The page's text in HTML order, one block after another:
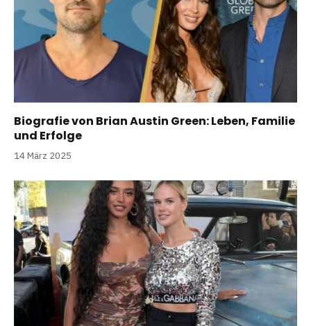
Biografie von Brian Austin Green: Leben, Familie
und Erfolge
14 März 2025